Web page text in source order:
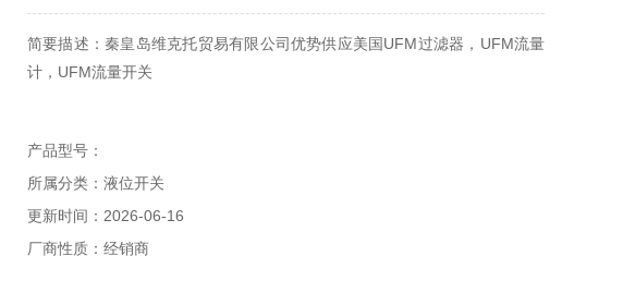
简要描述：秦皇岛维克托贸易有限公司优势供应美国UFM过滤器，UFM流量
计，UFM流量开关
产品型号：
所属分类：液位开关
更新时间：2026-06-16
厂商性质：经销商